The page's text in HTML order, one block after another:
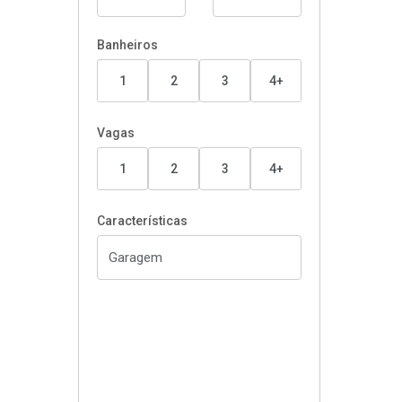
Banheiros
1 2 3 4+
Vagas
1 2 3 4+
Características